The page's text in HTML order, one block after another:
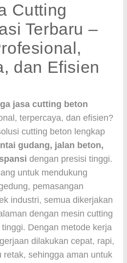
Cutting
Terbaru –
dan Efisien
jasa cutting beton
terpercaya, dan efisien?
cutting beton lengkap
gudang, jalan beton,
dengan presisi tinggi.
untuk mendukung
pemasangan
industri, semua dikerjakan
dengan mesin cutting
Dengan metode kerja
dilakukan cepat, rapi,
retak, sehingga aman untuk